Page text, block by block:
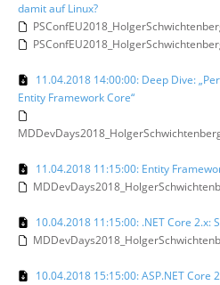
damit auf Linux?
11.04.2018 14:00:00: Deep Dive:
Entity Framework Core“
11.04.2018 11:15:00: Entity
10.04.2018 11:15:00: .NET Core 2.x:
10.04.2018 15:15:00: ASP.NET Core